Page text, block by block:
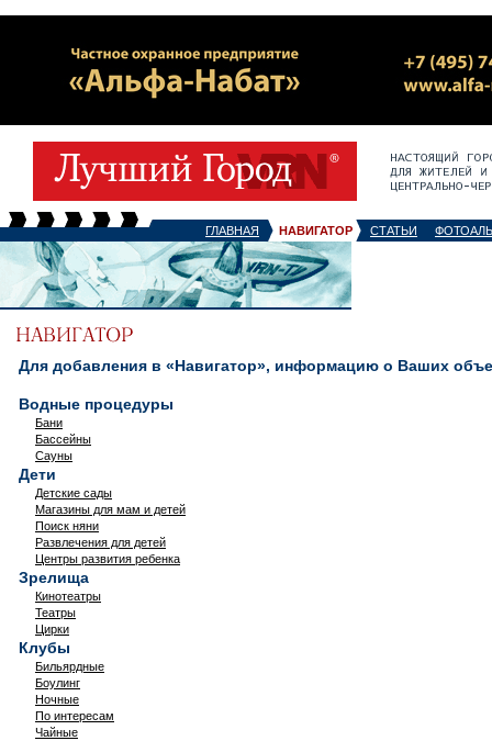
ГЛАВНАЯ НАВИГАТОР СТАТЬИ
Для добавления в «Навигатор», информацию о Ваших
Водные процедуры
Бани
Бассейны
Сауны
Дети
Детские сады
Магазины для мам и детей
Поиск няни
Развлечения для детей
Центры развития ребенка
Зрелища
Кинотеатры
Театры
Цирки
Клубы
Бильярдные
Боулинг
Ночные
По интересам
Чайные